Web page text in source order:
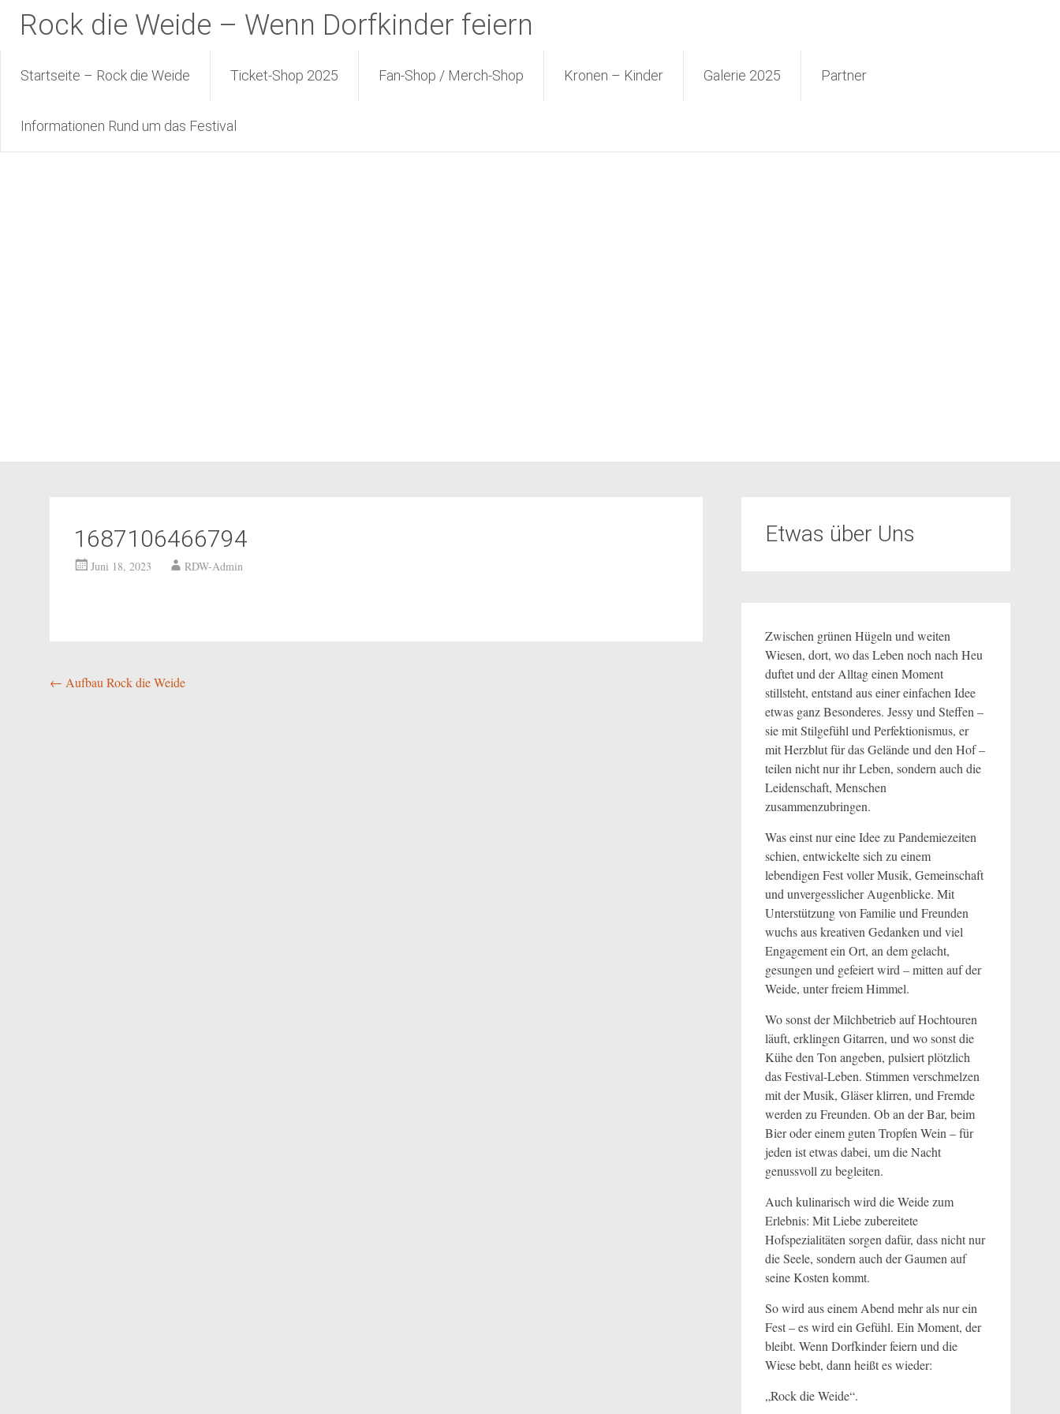
InhaltRock die Weide – Wenn Dorfkinder feiern
Startseite – Rock die Weide Ticket-Shop 2025 Fan-Shop / Merch-Shop Kronen – Kinder Galerie 2025 Partner
Informationen Rund um das Festival
1687106466794
Juni 18, 2023 RDW-Admin
Beitragsnavigation
← Aufbau Rock die Weide
Etwas über Uns
Zwischen grünen Hügeln und weiten
Wiesen, dort, wo das Leben noch nach Heu
duftet und der Alltag einen Moment
stillsteht, entstand aus einer einfachen Idee
etwas ganz Besonderes. Jessy und Steffen –
sie mit Stilgefühl und Perfektionismus, er
mit Herzblut für das Gelände und den Hof –
teilen nicht nur ihr Leben, sondern auch die
Leidenschaft, Menschen
zusammenzubringen.
Was einst nur eine Idee zu Pandemiezeiten
schien, entwickelte sich zu einem
lebendigen Fest voller Musik, Gemeinschaft
und unvergesslicher Augenblicke. Mit
Unterstützung von Familie und Freunden
wuchs aus kreativen Gedanken und viel
Engagement ein Ort, an dem gelacht,
gesungen und gefeiert wird – mitten auf der
Weide, unter freiem Himmel.
Wo sonst der Milchbetrieb auf Hochtouren
läuft, erklingen Gitarren, und wo sonst die
Kühe den Ton angeben, pulsiert plötzlich
das Festival-Leben. Stimmen verschmelzen
mit der Musik, Gläser klirren, und Fremde
werden zu Freunden. Ob an der Bar, beim
Bier oder einem guten Tropfen Wein – für
jeden ist etwas dabei, um die Nacht
genussvoll zu begleiten.
Auch kulinarisch wird die Weide zum
Erlebnis: Mit Liebe zubereitete
Hofspezialitäten sorgen dafür, dass nicht nur
die Seele, sondern auch der Gaumen auf
seine Kosten kommt.
So wird aus einem Abend mehr als nur ein
Fest – es wird ein Gefühl. Ein Moment, der
bleibt. Wenn Dorfkinder feiern und die
Wiese bebt, dann heißt es wieder:
„Rock die Weide“.